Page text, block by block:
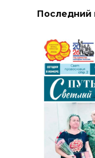
Последний